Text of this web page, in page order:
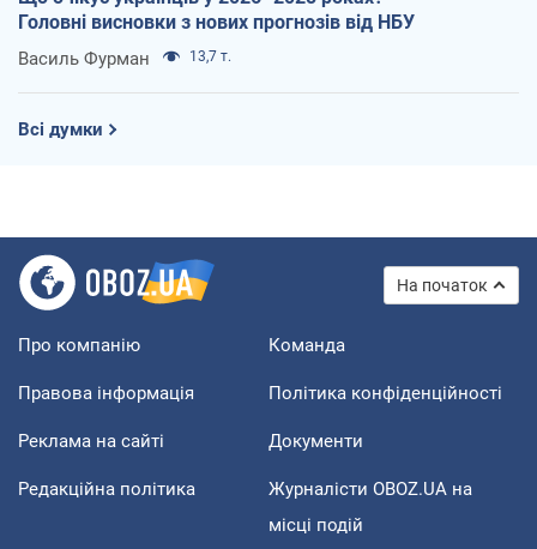
Головні висновки з нових прогнозів від НБУ
Василь Фурман 13,7 т.
Всі думки
На початок
Про компанію Команда
Правова інформація Політика конфіденційності
Реклама на сайті Документи
Редакційна політика
Журналісти OBOZ.UA на
місці подій